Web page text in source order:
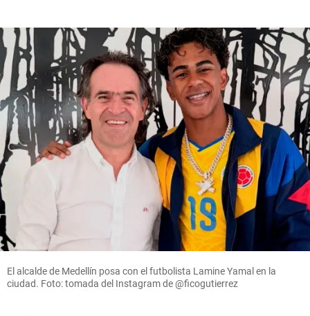
El alcalde de Medellín posa con el futbolista Lamine Yamal en la
ciudad. Foto: tomada del Instagram de @ficogutierrez